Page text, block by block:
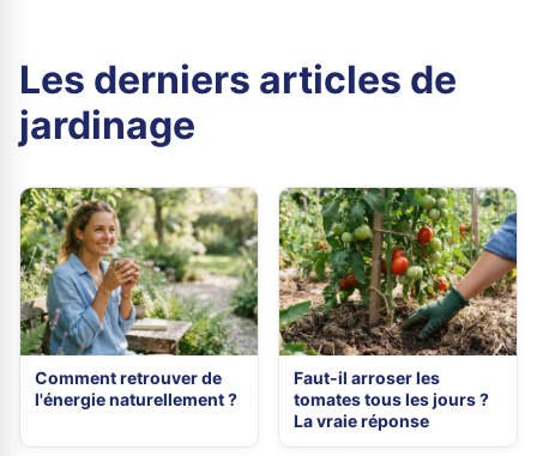
Les derniers articles de
jardinage
Comment retrouver de
l'énergie naturellement ?
Faut-il arroser les
tomates tous les jours ?
La vraie réponse